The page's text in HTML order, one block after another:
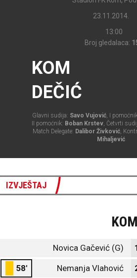
23.11.2014.
13:00
Broj gledalaca:
KOM
DEČIĆ
Glavni sudija: Savo Vujović, I
II pomoćnik: Boban Krstev, Četvrti
Match Delegate: Dalibor Živković,
Mihaljević
IZVJEŠTAJ
KOM
Novica Gačević (G)
58' Nemanja Vlahović